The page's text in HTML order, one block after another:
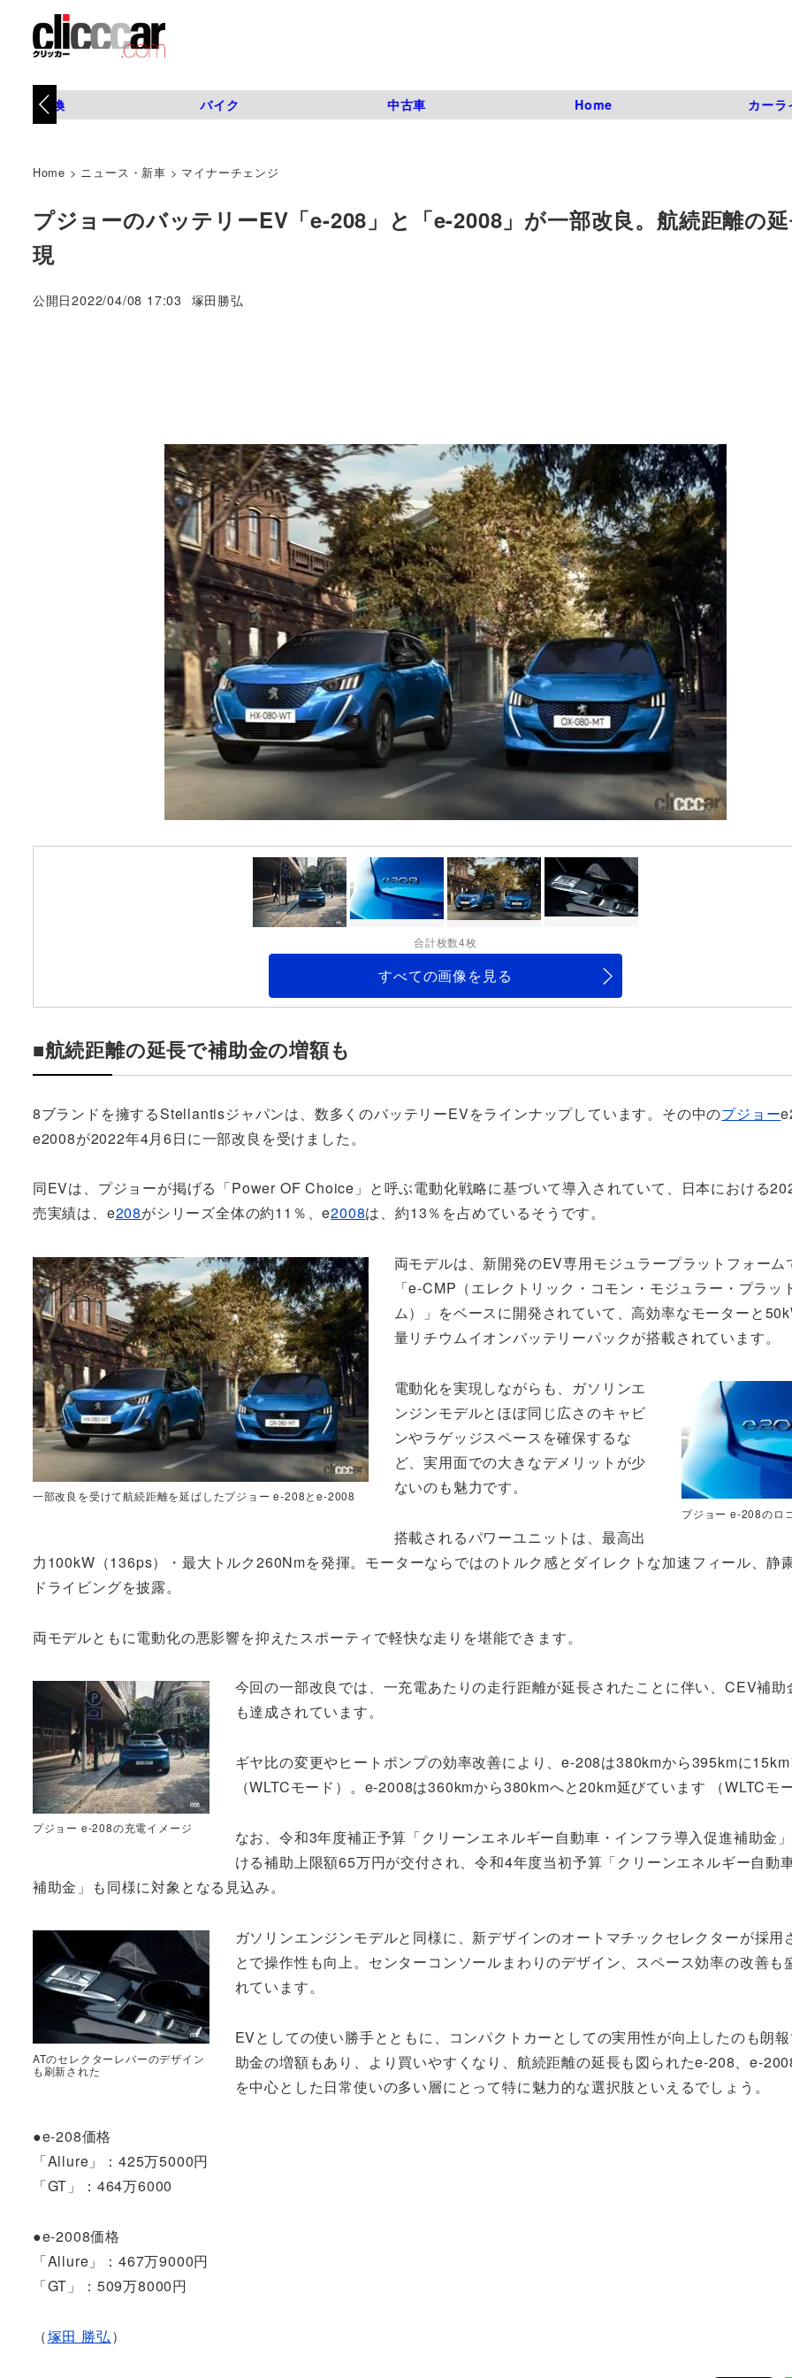
タイヤ交換 バイク 中古車 Home カーラ
Home > ニュース・新車 > マイナーチェンジ
プジョーのバッテリーEV「e-208」と「e-2008」が一部改良。航続距離の
現
公開日2022/04/08 17:03
著
塚田勝弘
合計枚数4枚
すべての画像を見る
■航続距離の延長で補助金の増額も
8ブランドを擁するStellantisジャパンは、数多くのバッテリーEVをラインナップしています。その中のプジョー
e2008が2022年4月6日に一部改良を受けました。
同EVは、プジョーが掲げる「Power OF Choice」と呼ぶ電動化戦略に基づいて導入されていて、日本における
売実績は、e208がシリーズ全体の約11％、e2008は、約13％を占めているそうです。
一部改良を受けて航続距離を延ばしたプジョー e-208とe-2008
両モデルは、新開発のEV専用モジュラープラットフォーム
「e-CMP（エレクトリック・コモン・モジュラー・プラッ
ム）」をベースに開発されていて、高効率なモーターと
量リチウムイオンバッテリーパックが搭載されています。
プジョー e-208のロ
電動化を実現しながらも、ガソリンエ
ンジンモデルとほぼ同じ広さのキャビ
ンやラゲッジスペースを確保するな
ど、実用面での大きなデメリットが少
ないのも魅力です。
搭載されるパワーユニットは、最高出
力100kW（136ps）・最大トルク260Nmを発揮。モーターならではのトルク感とダイレクトな加速フィール、静
ドライビングを披露。
両モデルともに電動化の悪影響を抑えたスポーティで軽快な走りを堪能できます。
プジョー e-208の充電イメージ
今回の一部改良では、一充電あたりの走行距離が延長されたことに伴い、CEV補助
も達成されています。
ギヤ比の変更やヒートポンプの効率改善により、e-208は380kmから395kmに
（WLTCモード）。e-2008は360kmから380kmへと20km延びています （WLTCモー
なお、令和3年度補正予算「クリーンエネルギー自動車・インフラ導入促進補助金
ける補助上限額65万円が交付され、令和4年度当初予算「クリーンエネルギー自動
補助金」も同様に対象となる見込み。
ATのセレクターレバーのデザイン
も刷新された
ガソリンエンジンモデルと同様に、新デザインのオートマチックセレクターが採用
とで操作性も向上。センターコンソールまわりのデザイン、スペース効率の改善も
れています。
EVとしての使い勝手とともに、コンパクトカーとしての実用性が向上したのも朗
助金の増額もあり、より買いやすくなり、航続距離の延長も図られたe-208、e-
を中心とした日常使いの多い層にとって特に魅力的な選択肢といえるでしょう。
●e-208価格
「Allure」：425万5000円
「GT」：464万6000
●e-2008価格
「Allure」：467万9000円
「GT」：509万8000円
（塚田 勝弘）